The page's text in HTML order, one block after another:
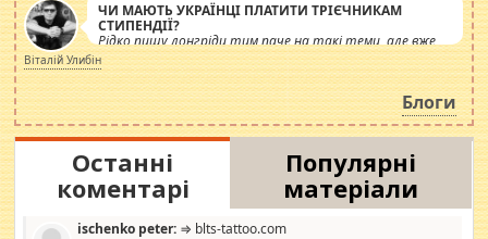
ЧИ МАЮТЬ УКРАЇНЦІ ПЛАТИТИ ТРІЄЧНИКАМ
СТИПЕНДІЇ?
Рідко пишу лонгріди тим паче на такі теми, але вже
просто дістало! Обурюють сьогоднішні інсенуації
навколо стипендіального питання. Штучно
роздувається ще одна соціальна катастрофа.
Віталій Улибін
Блоги
Останні
коментарі
Популярні
матеріали
ischenko peter: ⇒ blts-tattoo.com